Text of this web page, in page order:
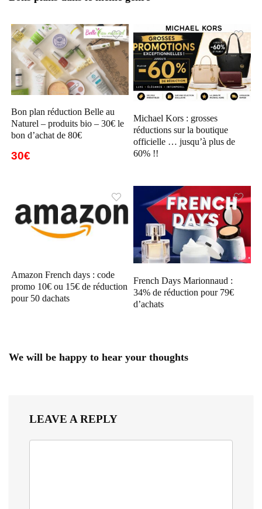
Bon plan réduction Belle au
Naturel – produits bio – 30€ le
bon d’achat de 80€
30€
Michael Kors : grosses
réductions sur la boutique
officielle … jusqu’à plus de
60% !!
Amazon French days : code
promo 10€ ou 15€ de réduction
pour 50 dachats
French Days Marionnaud :
34% de réduction pour 79€
d’achats
We will be happy to hear your thoughts
LEAVE A REPLY